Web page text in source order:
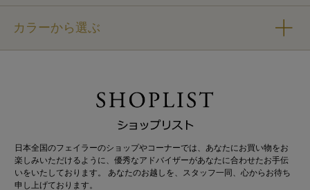
カラーから選ぶ
日本全国のフェイラーのショップやコーナーでは、あなたにお買い物をお
楽しみいただけるように、優秀なアドバイザーがあなたに合わせたお手伝
いをいたしております。 あなたのお越しを、スタッフ一同、心からお待ち
申し上げております。